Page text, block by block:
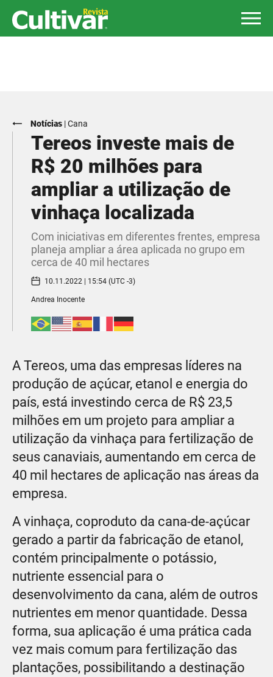
Notícias |Cana
Tereos investe mais de
R$ 20 milhões para
ampliar a utilização de
vinhaça localizada
Com iniciativas em diferentes frentes, empresa
planeja ampliar a área aplicada no grupo em
cerca de 40 mil hectares
10.11.2022 | 15:54 (UTC -3)
Andrea Inocente
A Tereos, uma das empresas líderes na
produção de açúcar, etanol e energia do
país, está investindo cerca de R$ 23,5
milhões em um projeto para ampliar a
utilização da vinhaça para fertilização de
seus canaviais, aumentando em cerca de
40 mil hectares de aplicação nas áreas da
empresa.
A vinhaça, coproduto da cana-de-açúcar
gerado a partir da fabricação de etanol,
contém principalmente o potássio,
nutriente essencial para o
desenvolvimento da cana, além de outros
nutrientes em menor quantidade. Dessa
forma, sua aplicação é uma prática cada
vez mais comum para fertilização das
plantações, possibilitando a destinação